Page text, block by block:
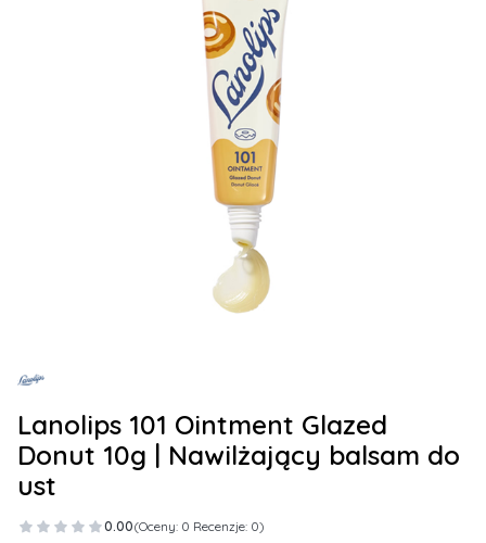
Lanolips 101 Ointment Glazed
Donut 10g | Nawilżający balsam do
ust
0.00(Oceny: 0 Recenzje: 0)